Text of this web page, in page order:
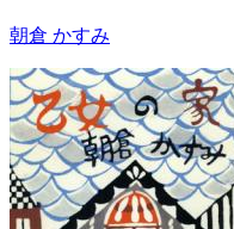
朝倉 かすみ